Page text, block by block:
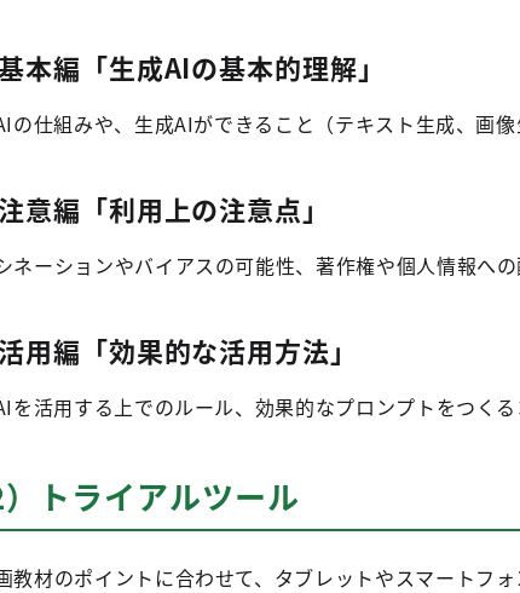
本編「生成AIの基本的理解」
の仕組みや、生成AIができること（テキスト生成、画像
意編「利用上の注意点」
ネーションやバイアスの可能性、著作権や個人情報へ
用編「効果的な活用方法」
を活用する上でのルール、効果的なプロンプトをつく
）トライアルツール
教材のポイントに合わせて、タブレットやスマートフ